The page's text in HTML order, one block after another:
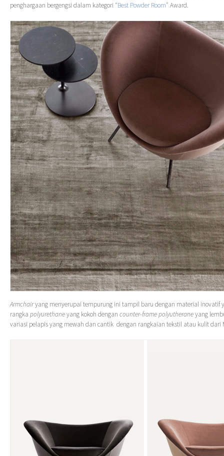
penghargaan bergengsi dalam kategori “Best Powder Room” Award.
Armchairyang menyerupai tempurung ini tampil baru dengan material inovatif
rangka polyurethaneyang kokoh dengan counter-frame polyutheraneyang
variasi pelapis yang mewah dan cantik dengan rangkaian tekstil atau kulit dari